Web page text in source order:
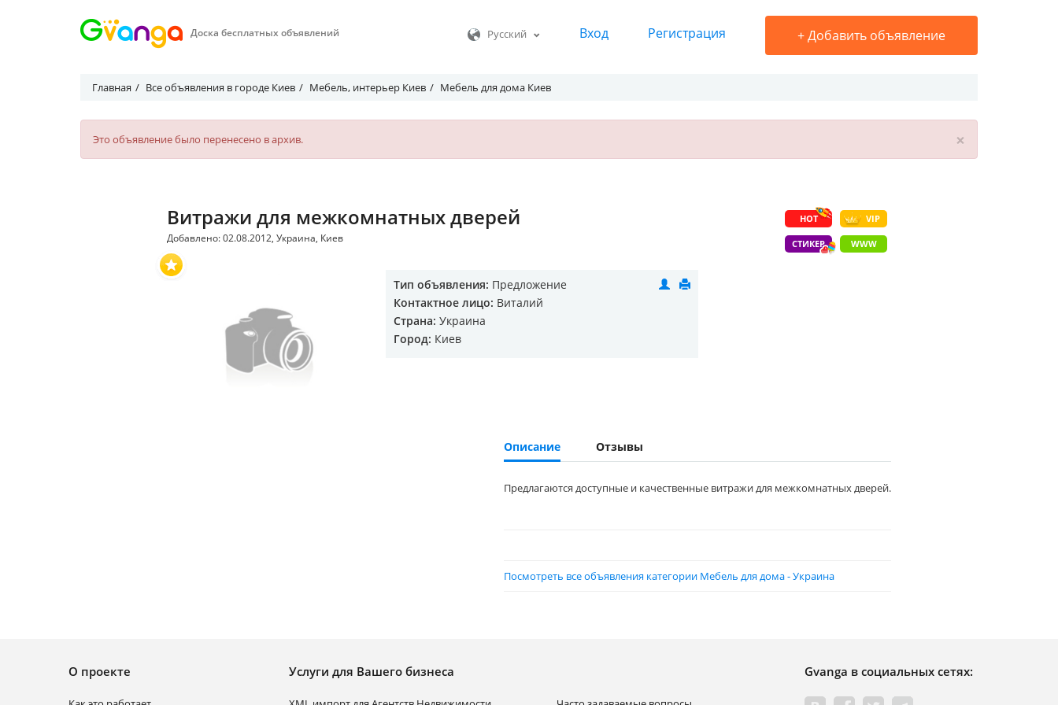
Доска бесплатных объявлений Русский Вход Регистрация +Добавить объявление
Главная Все объявления в городе Киев Мебель, интерьер Киев Мебель для дома Киев
×
Это объявление было перенесено в архив.
HOT VIP
СТИКЕР WWW
Витражи для межкомнатных дверей
Добавлено: 02.08.2012, Украина, Киев
Тип объявления: Предложение
Контактное лицо: Виталий
Страна: Украина
Город: Киев
Описание Отзывы
Предлагаются доступные и качественные витражи для межкомнатных дверей.
Посмотреть все объявления категории Мебель для дома - Украина
О проекте Услуги для Вашего бизнеса Gvanga в социальных сетях: